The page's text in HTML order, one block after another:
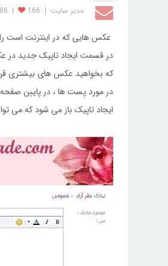
مدیر سایت |
166
|
186
عکس هایی که در اینترنت است
در قسمت ایجاد تاپیک جدید در
که بخواهید عکس های بیشتری
در مورد پست ها ، در پایین
ایجاد تاپیک باز می شود که می